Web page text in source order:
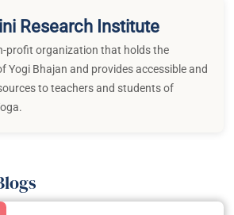
Research Institute
profit organization that holds the
Yogi Bhajan and provides accessible and
to teachers and students of